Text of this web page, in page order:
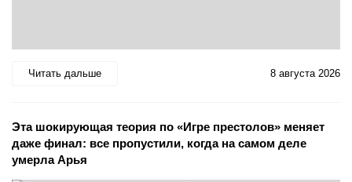
Читать дальше 8 августа 2026
Эта шокирующая теория по «Игре престолов» меняет
даже финал: все пропустили, когда на самом деле
умерла Арья